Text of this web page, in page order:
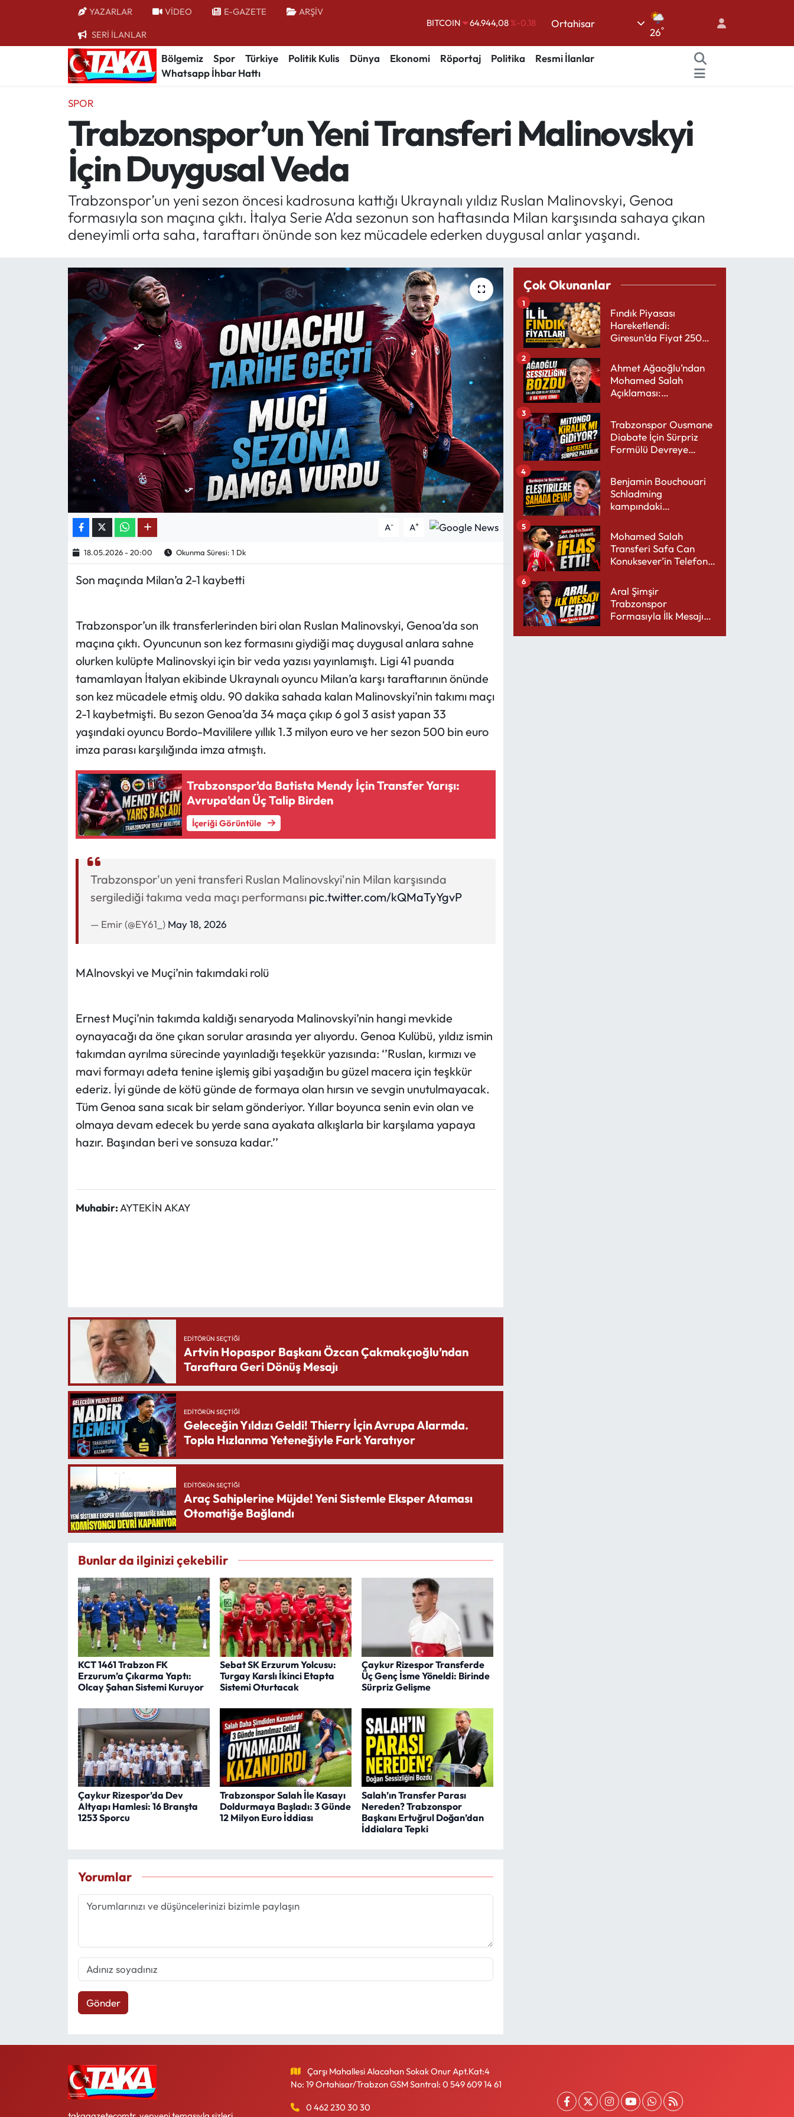
YAZARLAR VİDEO E-GAZETE ARŞİV
SERİ İLANLAR
EURO
55,2510%0.32
BİST100
13.779 %-14
Ortahisar
26°
Bölgemiz Spor Türkiye Politik Kulis Dünya Ekonomi Röportaj Politika
Resmi İlanlar
Whatsapp İhbar Hattı
SPOR
Trabzonspor’un Yeni Transferi Malinovskyi
İçin Duygusal Veda
Trabzonspor’un yeni sezon öncesi kadrosuna kattığı Ukraynalı yıldız Ruslan Malinovskyi, Genoa
formasıyla son maçına çıktı. İtalya Serie A’da sezonun son haftasında Milan karşısında sahaya çıkan
deneyimli orta saha, taraftarı önünde son kez mücadele ederken duygusal anlar yaşandı.
A- A+
18.05.2026 - 20:00 Okunma Süresi: 1 Dk
Son maçında Milan’a 2-1 kaybetti
Trabzonspor’un ilk transferlerinden biri olan Ruslan Malinovskyi, Genoa’da son
maçına çıktı. Oyuncunun son kez formasını giydiği maç duygusal anlara sahne
olurken kulüpte Malinovskyi için bir veda yazısı yayınlamıştı. Ligi 41 puanda
tamamlayan İtalyan ekibinde Ukraynalı oyuncu Milan’a karşı taraftarının önünde
son kez mücadele etmiş oldu. 90 dakika sahada kalan Malinovskyi’nin takımı maçı
2-1 kaybetmişti. Bu sezon Genoa’da 34 maça çıkıp 6 gol 3 asist yapan 33
yaşındaki oyuncu Bordo-Mavililere yıllık 1.3 milyon euro ve her sezon 500 bin euro
imza parası karşılığında imza atmıştı.
Trabzonspor’da Batista Mendy İçin Transfer Yarışı:
Avrupa’dan Üç Talip Birden
İçeriği Görüntüle
Trabzonspor'un yeni transferi Ruslan Malinovskyi'nin Milan karşısında
sergilediği takıma veda maçı performansı pic.twitter.com/kQMaTyYgvP
— Emir (@EY61_) May 18, 2026
MAlnovskyi ve Muçi’nin takımdaki rolü
Ernest Muçi’nin takımda kaldığı senaryoda Malinovskyi’nin hangi mevkide
oynayacağı da öne çıkan sorular arasında yer alıyordu. Genoa Kulübü, yıldız ismin
takımdan ayrılma sürecinde yayınladığı teşekkür yazısında: ‘’Ruslan, kırmızı ve
mavi formayı adeta tenine işlemiş gibi yaşadığın bu güzel macera için teşkkür
ederiz. İyi günde de kötü günde de formaya olan hırsın ve sevgin unutulmayacak.
Tüm Genoa sana sıcak bir selam gönderiyor. Yıllar boyunca senin evin olan ve
olmaya devam edecek bu yerde sana ayakata alkışlarla bir karşılama yapaya
hazır. Başından beri ve sonsuza kadar.’’
Muhabir:AYTEKİN AKAY
EDITÖRÜN SEÇTIĞI
Artvin Hopaspor Başkanı Özcan Çakmakçıoğlu’ndan
Taraftara Geri Dönüş Mesajı
EDITÖRÜN SEÇTIĞI
Geleceğin Yıldızı Geldi! Thierry İçin Avrupa Alarmda.
Topla Hızlanma Yeteneğiyle Fark Yaratıyor
EDITÖRÜN SEÇTIĞI
Araç Sahiplerine Müjde! Yeni Sistemle Eksper Ataması
Otomatiğe Bağlandı
Bunlar da ilginizi çekebilir
KCT 1461 Trabzon FK
Erzurum’a Çıkarma Yaptı:
Olcay Şahan Sistemi Kuruyor
Sebat SK Erzurum Yolcusu:
Turgay Karslı İkinci Etapta
Sistemi Oturtacak
Çaykur Rizespor Transferde
Üç Genç İsme Yöneldi: Birinde
Sürpriz Gelişme
Çaykur Rizespor’da Dev
Altyapı Hamlesi: 16 Branşta
1253 Sporcu
Trabzonspor Salah İle Kasayı
Doldurmaya Başladı: 3 Günde
12 Milyon Euro İddiası
Salah’ın Transfer Parası
Nereden? Trabzonspor
Başkanı Ertuğrul Doğan’dan
İddialara Tepki
Yorumlar
Gönder
Çok Okunanlar
Fındık Piyasası
Hareketlendi:
Giresun’da Fiyat 250
1
Ahmet Ağaoğlu’ndan
Mohamed Salah
Açıklaması:
2
Trabzonspor Ousmane
Diabate İçin Sürpriz
Formülü Devreye
3
Benjamin Bouchouari
Schladming
kampındaki
4
Mohamed Salah
Transferi Safa Can
Konuksever’in Telefon
5
Aral Şimşir
Trabzonspor
Formasıyla İlk Mesajını
6
Çarşı Mahallesi Alacahan Sokak Onur Apt.Kat:4
No: 19 Ortahisar/Trabzon GSM Santral: 0 549 609 14 61
0 462 230 30 30
Bölgemiz
Kültür/Sanat
Politik Kulis
Mektup Galeri
Röportaj
Köşe Yazıları
Karikatür Galeri
ASTROLOJİ
Spor Yazıları
Mektup Galeri
Ekonomi
Trabzon Nöbetçi Eczaneler
Trabzon Hava Durumu
Trabzon Trafik Yoğunluk Haritası
Süper Lig Puan Durumu ve Fikstür
Tüm Manşetler
Son Dakika Haberleri
Haber Arşivi